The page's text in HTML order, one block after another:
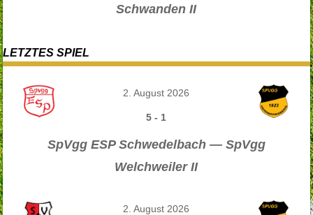
Schwanden II
LETZTES SPIEL
2. August 2026
5 - 1
SpVgg ESP Schwedelbach — SpVgg
Welchweiler II
2. August 2026